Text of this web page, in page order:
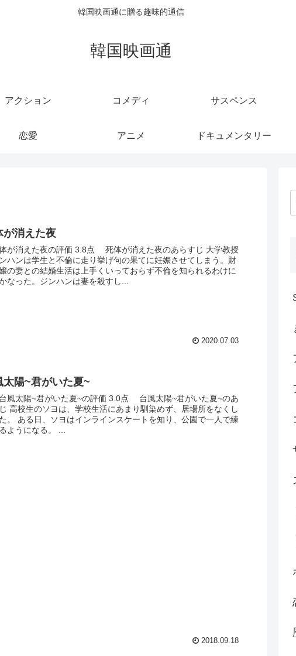
韓国映画通に贈る趣味的通信
韓国映画通
アクション コメディ サスペンス
恋愛 アニメ ドキュメンタリー
が消えた夜
消えた夜の評価 3.8点 死体が消えた夜のあらすじ 大学教授
ハンは学生と不倫に走り挙げ句の果てに妊娠させてしまう。財
の妻との結婚生活は上手くいっておらず不倫を知られるわけに
なった。ジンハンは妻を殺すし...
2020.07.03
太陽~君がいた夏~
陽~君がいた夏~の評価 3.0点 台風太陽~君がいた夏~のあ
高校生のソヨは、学校生活にあまり馴染めず、居場所をなくし
。 ある日、ソヨはインラインスケートを知り、公園で一人で練
ようになる。 ...
2018.09.18